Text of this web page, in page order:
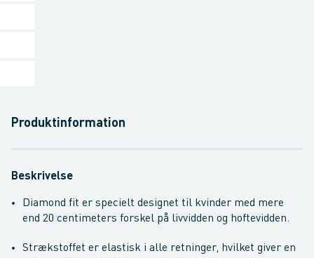
Produktinformation
Beskrivelse
Diamond fit er specielt designet til kvinder med mere
end 20 centimeters forskel på livvidden og hoftevidden.
Strækstoffet er elastisk i alle retninger, hvilket giver en